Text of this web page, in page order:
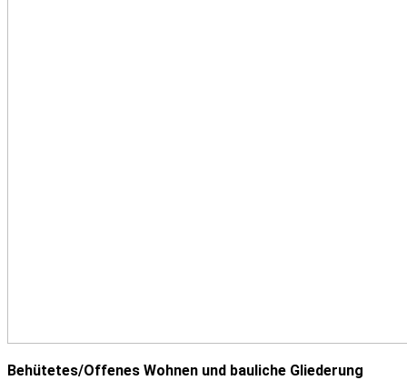
Behütetes/Offenes Wohnen und bauliche Gliederung